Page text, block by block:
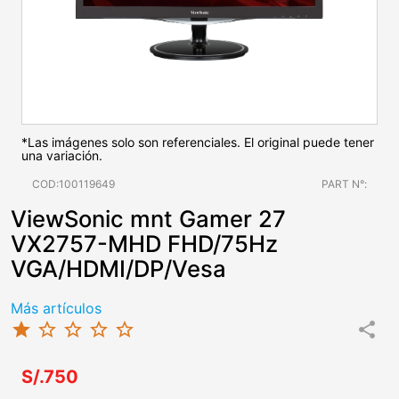
*Las imágenes solo son referenciales. El original puede tener
una variación.
COD:100119649 PART N°:
ViewSonic mnt Gamer 27
VX2757-MHD FHD/75Hz
VGA/HDMI/DP/Vesa
Más artículos
star star_border star_border star_border star_border share
S/.750